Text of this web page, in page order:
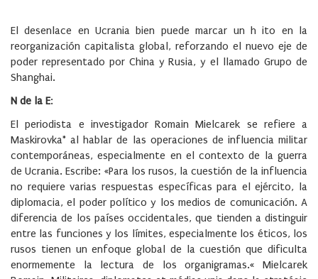
El desenlace en Ucrania bien puede marcar un h ito en la
reorganización capitalista global, reforzando el nuevo eje de
poder representado por China y Rusia, y el llamado Grupo de
Shanghai.
N de la E:
El periodista e investigador Romain Mielcarek se refiere a
Maskirovka* al hablar de las operaciones de influencia militar
contemporáneas, especialmente en el contexto de la guerra
de Ucrania. Escribe: «Para los rusos, la cuestión de la influencia
no requiere varias respuestas específicas para el ejército, la
diplomacia, el poder político y los medios de comunicación. A
diferencia de los países occidentales, que tienden a distinguir
entre las funciones y los límites, especialmente los éticos, los
rusos tienen un enfoque global de la cuestión que dificulta
enormemente la lectura de los organigramas.« Mielcarek